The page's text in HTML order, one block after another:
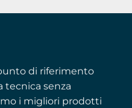
di riferimento
tecnica senza
i migliori prodotti